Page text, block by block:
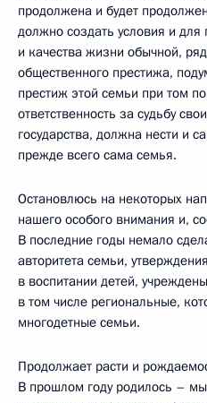
продолжена и будет
должно создать условия и
и качества жизни обычной,
общественного престижа,
престиж этой семьи при том
ответственность за судьбу
государства, должна нести и
прежде всего сама семья.
Остановлюсь на некоторых
нашего особого внимания и,
В последние годы немало
авторитета семьи,
в воспитании детей,
в том числе региональные,
многодетные семьи.
Продолжает расти и
В прошлом году родилось –